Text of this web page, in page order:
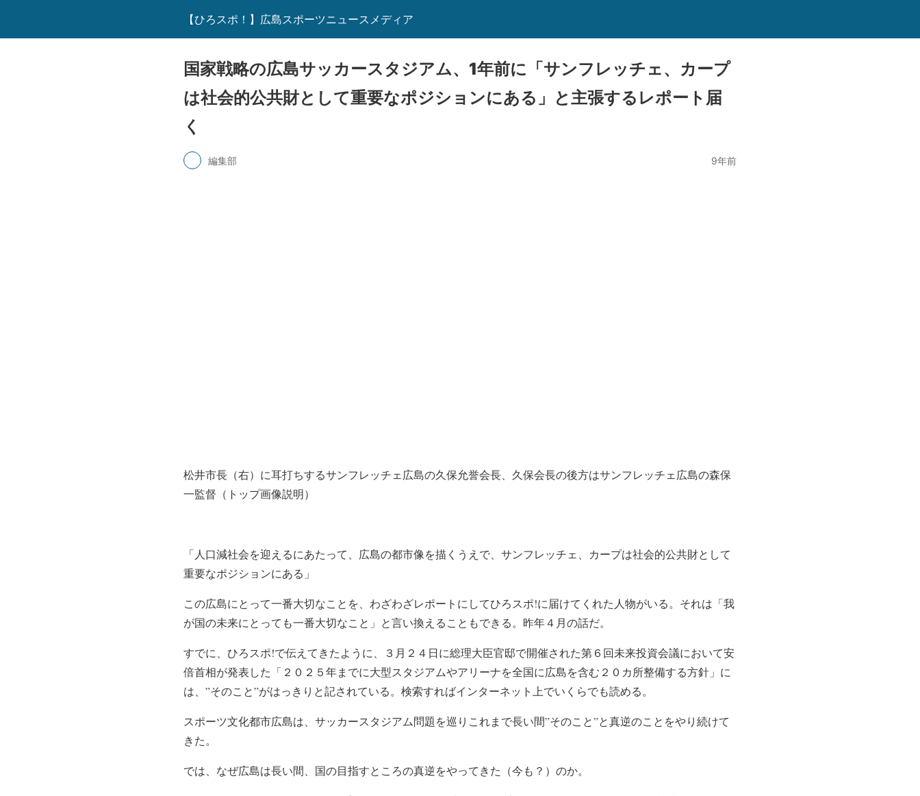
【ひろスポ！】広島スポーツニュースメディア
国家戦略の広島サッカースタジアム、1年前に「サンフレッチェ、カープ
は社会的公共財として重要なポジションにある」と主張するレポート届
く
編集部 9年前
松井市長（右）に耳打ちするサンフレッチェ広島の久保允誉会長、久保会長の後方はサンフレッチェ広島の森保
一監督（トップ画像説明）
「人口減社会を迎えるにあたって、広島の都市像を描くうえで、サンフレッチェ、カープは社会的公共財として
重要なポジションにある」
この広島にとって一番大切なことを、わざわざレポートにしてひろスポ!に届けてくれた人物がいる。それは「我
が国の未来にとっても一番大切なこと」と言い換えることもできる。昨年４月の話だ。
すでに、ひろスポ!で伝えてきたように、３月２４日に総理大臣官邸で開催された第６回未来投資会議において安
倍首相が発表した「２０２５年までに大型スタジアムやアリーナを全国に広島を含む２０カ所整備する方針」に
は、”そのこと”がはっきりと記されている。検索すればインターネット上でいくらでも読める。
スポーツ文化都市広島は、サッカースタジアム問題を巡りこれまで長い間”そのこと”と真逆のことをやり続けて
きた。
では、なぜ広島は長い間、国の目指すところの真逆をやってきた（今も？）のか。